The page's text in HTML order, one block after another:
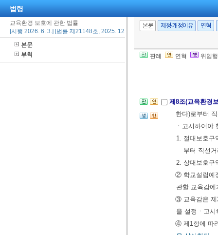
법령
교육환경 보호에 관한 법률
[시행 2026. 6. 3.] [법률 제21148호, 2025. 12. 2., 일부개정]
본문
부칙
본문 제정·개정이유 연혁
판례 연혁 위임
바에 따라 교
⑤ 사후교육환
령
으로 정한다.
제8조(교육환경
한다)로부터
ㆍ고시하여야
1. 절대보호구
부터 직선
2. 상대보호구
② 학교설립예
관할 교육감
③ 교육감은 제
을 설정ㆍ고
④ 제1항에 따